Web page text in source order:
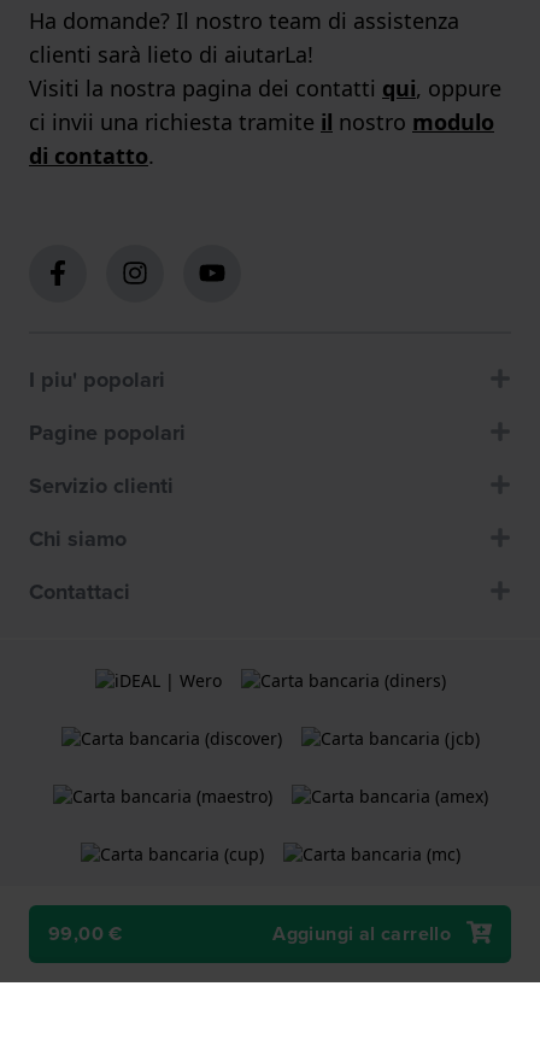
99,00 € Aggiungi al carrello
Ha domande? Il nostro team di assistenza
clienti sarà lieto di aiutarLa!
Visiti la nostra pagina dei contatti qui, oppure
ci invii una richiesta tramite il nostro modulo
di contatto.
I piu' popolari
Pagine popolari
Servizio clienti
Chi siamo
Contattaci